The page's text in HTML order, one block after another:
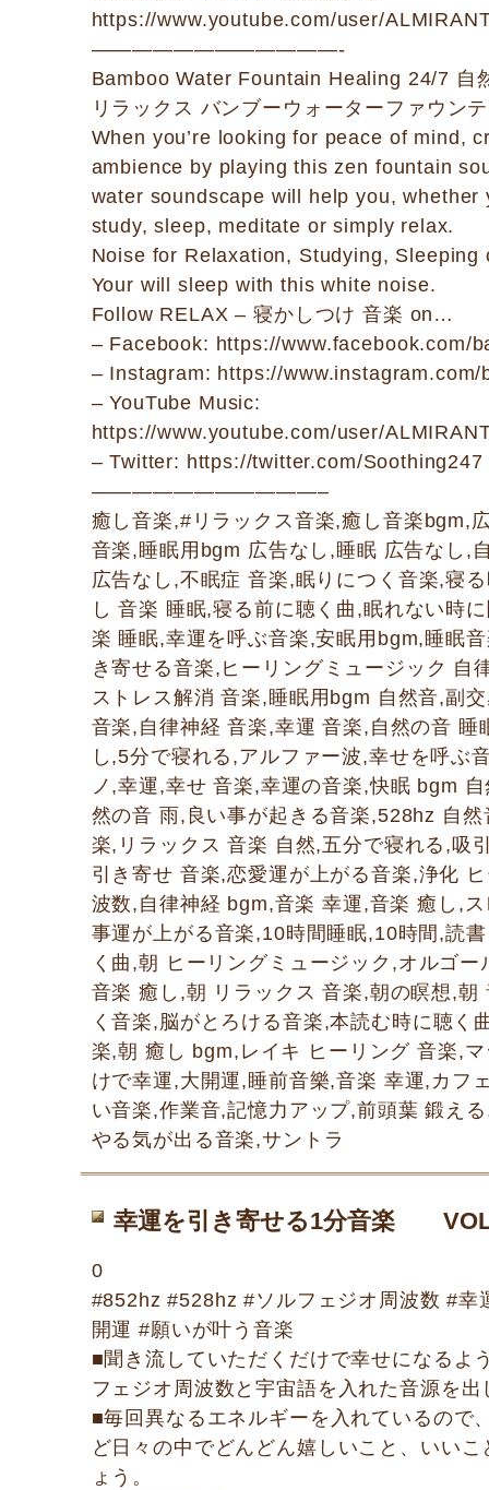
https://www.youtube.com/user/
————————————-
Bamboo Water Fountain Healing 24/7 自
リラックス バンブーウォーターファウン
When you’re looking for peace of mind,
ambience by playing this zen fountain
water soundscape will help you, whether
study, sleep, meditate or simply relax.
Noise for Relaxation, Studying, Sleeping
Your will sleep with this white noise.
Follow RELAX – 寝かしつけ 音楽 on…
– Facebook: https://www.facebook.com/
– Instagram: https://www.instagram.com/
– YouTube Music:
https://www.youtube.com/user/
– Twitter: https://twitter.com/Soothing247
———————————–
癒し音楽,#リラックス音楽,癒し音楽bgm,
音楽,睡眠用bgm 広告なし,睡眠 広告なし,
広告なし,不眠症 音楽,眠りにつく音楽,寝
し 音楽 睡眠,寝る前に聴く曲,眠れない時
楽 睡眠,幸運を呼ぶ音楽,安眠用bgm,睡眠
き寄せる音楽,ヒーリングミュージック 自
ストレス解消 音楽,睡眠用bgm 自然音,副
音楽,自律神経 音楽,幸運 音楽,自然の音 睡
し,5分で寝れる,アルファー波,幸せを呼ぶ
ノ,幸運,幸せ 音楽,幸運の音楽,快眠 bgm
然の音 雨,良い事が起きる音楽,528hz 自
楽,リラックス 音楽 自然,五分で寝れる,吸
引き寄せ 音楽,恋愛運が上がる音楽,浄化
波数,自律神経 bgm,音楽 幸運,音楽 癒し,
事運が上がる音楽,10時間睡眠,10時間,読
く曲,朝 ヒーリングミュージック,オルゴ
音楽 癒し,朝 リラックス 音楽,朝の瞑想,朝
く音楽,脳がとろける音楽,本読む時に聴く
楽,朝 癒し bgm,レイキ ヒーリング 音楽,
けで幸運,大開運,睡前音樂,音楽 幸運,カフ
い音楽,作業音,記憶力アップ,前頭葉 鍛え
やる気が出る音楽,サントラ
幸運を引き寄せる1分音楽
0
#852hz #528hz #ソルフェジオ周波数 #幸
開運 #願いが叶う音楽
■聞き流していただくだけで幸せになるよ
フェジオ周波数と宇宙語を入れた音源を
■毎回異なるエネルギーを入れているので
ど日々の中でどんどん嬉しいこと、いい
ょう。